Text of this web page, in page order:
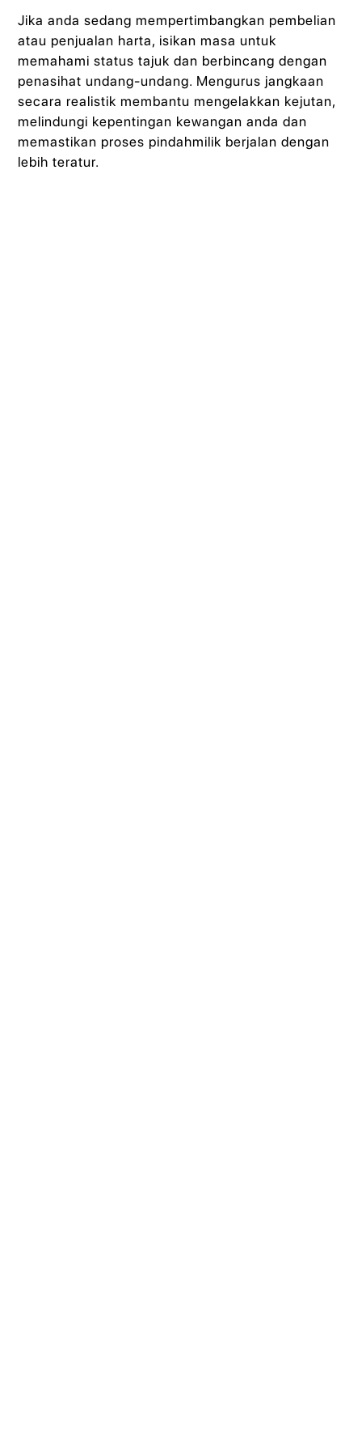
Jika anda sedang mempertimbangkan pembelian
atau penjualan harta, isikan masa untuk
memahami status tajuk dan berbincang dengan
penasihat undang-undang. Mengurus jangkaan
secara realistik membantu mengelakkan kejutan,
melindungi kepentingan kewangan anda dan
memastikan proses pindahmilik berjalan dengan
lebih teratur.